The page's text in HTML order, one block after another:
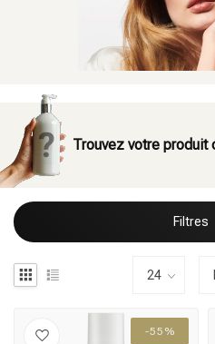
Trouvez votre produit
Filtres
-55%